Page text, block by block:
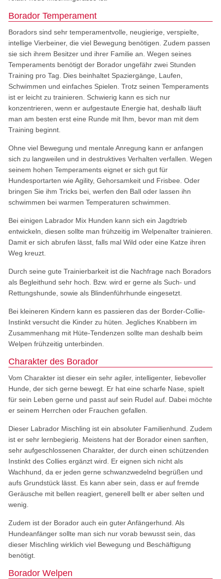
Borador Temperament
Boradors sind sehr temperamentvolle, neugierige, verspielte,
intellige Vierbeiner, die viel Bewegung benötigen. Zudem passen
sie sich ihrem Besitzer und ihrer Familie an. Wegen seines
Temperaments benötigt der Borador ungefähr zwei Stunden
Training pro Tag. Dies beinhaltet Spaziergänge, Laufen,
Schwimmen und einfaches Spielen. Trotz seinen Temperaments
ist er leicht zu trainieren. Schwierig kann es sich nur
konzentrieren, wenn er aufgestaute Energie hat, deshalb läuft
man am besten erst eine Runde mit Ihm, bevor man mit dem
Training beginnt.
Ohne viel Bewegung und mentale Anregung kann er anfangen
sich zu langweilen und in destruktives Verhalten verfallen. Wegen
seinem hohen Temperaments eignet er sich gut für
Hundesportarten wie Agility, Gehorsamkeit und Frisbee. Oder
bringen Sie ihm Tricks bei, werfen den Ball oder lassen ihn
schwimmen bei warmen Temperaturen schwimmen.
Bei einigen Labrador Mix Hunden kann sich ein Jagdtrieb
entwickeln, diesen sollte man frühzeitig im Welpenalter trainieren.
Damit er sich abrufen lässt, falls mal Wild oder eine Katze ihren
Weg kreuzt.
Durch seine gute Trainierbarkeit ist die Nachfrage nach Boradors
als Begleithund sehr hoch. Bzw. wird er gerne als Such- und
Rettungshunde, sowie als Blindenführhunde eingesetzt.
Bei kleineren Kindern kann es passieren das der Border-Collie-
Instinkt versucht die Kinder zu hüten. Jegliches Knabbern im
Zusammenhang mit Hüte-Tendenzen sollte man deshalb beim
Welpen frühzeitig unterbinden.
Charakter des Borador
Vom Charakter ist dieser ein sehr agiler, intelligenter, liebevoller
Hunde, der sich gerne bewegt. Er hat eine scharfe Nase, spielt
für sein Leben gerne und passt auf sein Rudel auf. Dabei möchte
er seinem Herrchen oder Frauchen gefallen.
Dieser Labrador Mischling ist ein absoluter Familienhund. Zudem
ist er sehr lernbegierig. Meistens hat der Borador einen sanften,
sehr aufgeschlossenen Charakter, der durch einen schützenden
Instinkt des Collies ergänzt wird. Er eignen sich nicht als
Wachhund, da er jeden gerne schwanzwedelnd begrüßen und
aufs Grundstück lässt. Es kann aber sein, dass er auf fremde
Geräusche mit bellen reagiert, generell bellt er aber selten und
wenig.
Zudem ist der Borador auch ein guter Anfängerhund. Als
Hundeanfänger sollte man sich nur vorab bewusst sein, das
dieser Mischling wirklich viel Bewegung und Beschäftigung
benötigt.
Borador Welpen